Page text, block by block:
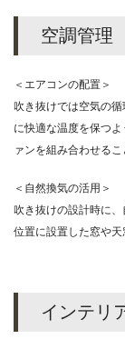
空調管理
＜エアコンの配置＞
吹き抜けでは空気の
に快適な温度を保つ
ァンを組み合わせる
＜自然換気の活用＞
吹き抜けの設計時に
位置に設置した窓や天
インテリ